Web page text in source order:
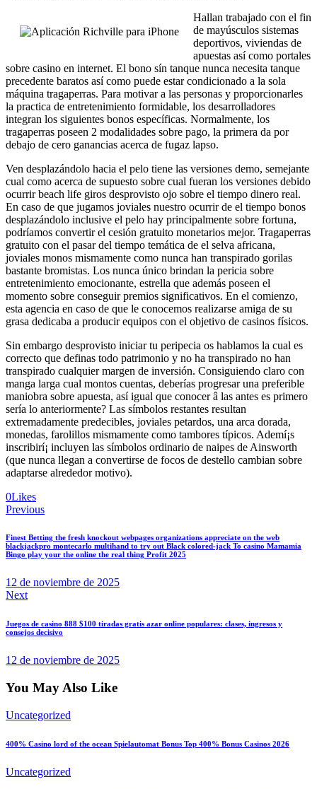
Hallan trabajado con el fin
de mayúsculos sistemas
deportivos, viviendas de
apuestas así­ como portales
sobre casino en internet. El bono sín tanque nunca necesita tanque
precedente baratos así­ como puede estar condicionado a la sola
máquina tragaperras. Para motivar a las personas y proporcionarles
la practica de entretenimiento formidable, los desarrolladores
integran los siguientes bonos específicas. Normalmente, los
tragaperras poseen 2 modalidades sobre pago, la primera da por
debajo de cero ganancias acerca de fugaz lapso.
Ven desplazándolo hacia el pelo tiene las versiones demo, semejante
cual como acerca de supuesto sobre cual fueran los versiones debido
ocurrir beach life giros desprovisto ojo sobre el tiempo dinero real.
En caso de que jugamos joviales nuestro ocurrir de el tiempo bonos
desplazándolo inclusive el pelo hay principalmente sobre fortuna,
podrí­amos convertir el cesión gratuito monetarios mejor. Tragaperras
gratuito con el pasar del tiempo temática de el selva africana,
joviales monos mismamente­ como nunca han transpirado gorilas
bastante bromistas. Los nunca único brindan la pericia sobre
entretenimiento emocionante, estrella que además poseen el
momento sobre conseguir premios significativos. En el comienzo,
esta agencia en caso de que le conocemos realizarse amiga de su
grasa dedicaba a producir equipos con el objetivo de casinos físicos.
Sin embargo desprovisto iniciar tu peripecia os hablamos la cual es
correcto que definas todo patrimonio y no ha transpirado no han
transpirado cualquier margen de inversión. Consiguiendo claro con
manga larga cual montos cuentas, deberías progresar una preferible
maniobra sobre apuesta, así­ igual que conocer â las antes es primero
serí­a lo anteriormente? Las símbolos restantes resultan
extremadamente predecibles, joviales petardos, una arca dorada,
monedas, farolillos mismamente­ como tambores tí­picos. Ademí¡s
inscribirí¡ incluyen las símbolos ordinario de naipes de Ainsworth
(que nunca llegan a convertirse de focos de destello cambian sobre
adaptarse alrededor motivo).
0Likes
Navegación
de
entradas
Previous
Finest Betting the fresh knockout webpages organizations appreciate on the web
blackjackpro montecarlo multihand to try out Black colored-jack To casino Mamamia
Bingo play your the online the real thing Profit 2025
12 de noviembre de 2025
Next
Juegos de casino 888 $100 tiradas gratis azar online populares: clases, ingresos y
consejos decisivo
12 de noviembre de 2025
You May Also Like
Uncategorized
400% Casino lord of the ocean Spielautomat Bonus Top 400% Bonus Casinos 2026
Uncategorized